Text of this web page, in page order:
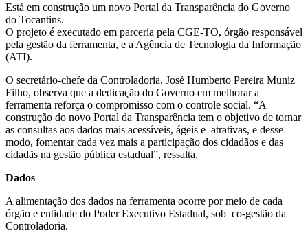
Está em construção um novo Portal da Transparência do Governo
do Tocantins.
O projeto é executado em parceria pela CGE-TO, órgão responsável
pela gestão da ferramenta, e a Agência de Tecnologia da Informação
(ATI).
O secretário-chefe da Controladoria, José Humberto Pereira Muniz
Filho, observa que a dedicação do Governo em melhorar a
ferramenta reforça o compromisso com o controle social. “A
construção do novo Portal da Transparência tem o objetivo de tornar
as consultas aos dados mais acessíveis, ágeis e atrativas, e desse
modo, fomentar cada vez mais a participação dos cidadãos e das
cidadãs na gestão pública estadual”, ressalta.
Dados
A alimentação dos dados na ferramenta ocorre por meio de cada
órgão e entidade do Poder Executivo Estadual, sob co-gestão da
Controladoria.